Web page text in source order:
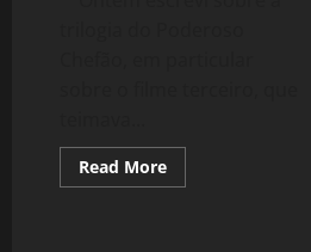
Read MoreRead
more